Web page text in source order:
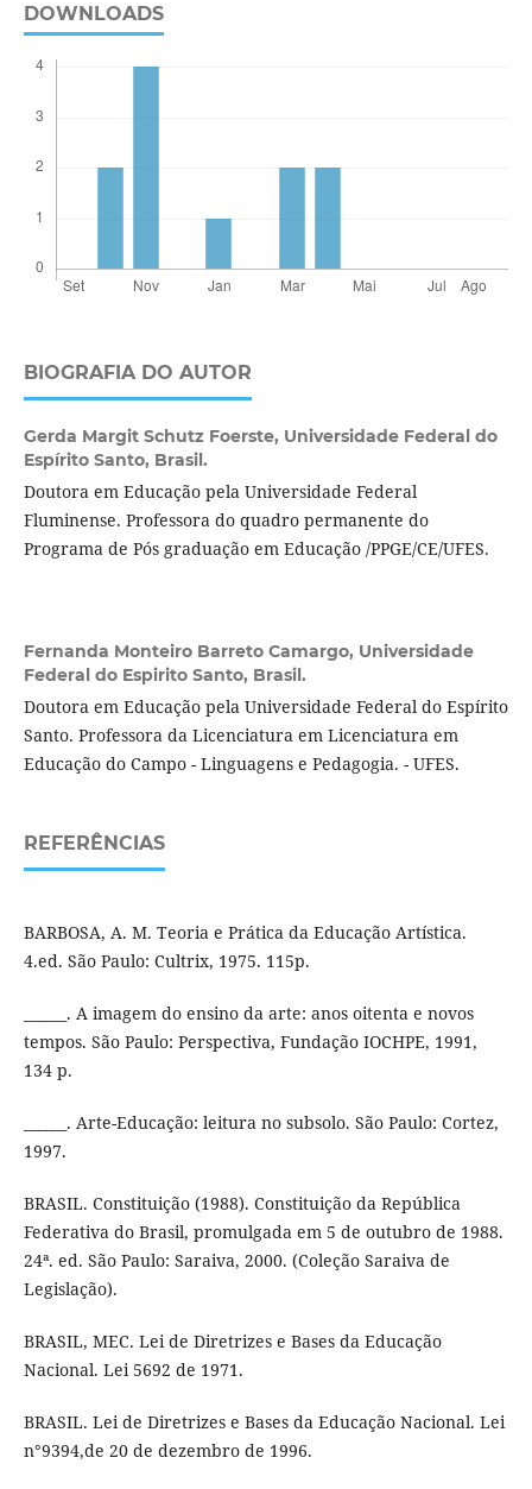
DOWNLOADS
BIOGRAFIA DO AUTOR
Gerda Margit Schutz Foerste, Universidade Federal do
Espírito Santo, Brasil.
Doutora em Educação pela Universidade Federal
Fluminense. Professora do quadro permanente do
Programa de Pós graduação em Educação /PPGE/CE/UFES.
Fernanda Monteiro Barreto Camargo, Universidade
Federal do Espirito Santo, Brasil.
Doutora em Educação pela Universidade Federal do Espírito
Santo. Professora da Licenciatura em Licenciatura em
Educação do Campo - Linguagens e Pedagogia. - UFES.
REFERÊNCIAS
BARBOSA, A. M. Teoria e Prática da Educação Artística.
4.ed. São Paulo: Cultrix, 1975. 115p.
______. A imagem do ensino da arte: anos oitenta e novos
tempos. São Paulo: Perspectiva, Fundação IOCHPE, 1991,
134 p.
______. Arte-Educação: leitura no subsolo. São Paulo: Cortez,
1997.
BRASIL. Constituição (1988). Constituição da República
Federativa do Brasil, promulgada em 5 de outubro de 1988.
24ª. ed. São Paulo: Saraiva, 2000. (Coleção Saraiva de
Legislação).
BRASIL, MEC. Lei de Diretrizes e Bases da Educação
Nacional. Lei 5692 de 1971.
BRASIL. Lei de Diretrizes e Bases da Educação Nacional. Lei
n°9394,de 20 de dezembro de 1996.